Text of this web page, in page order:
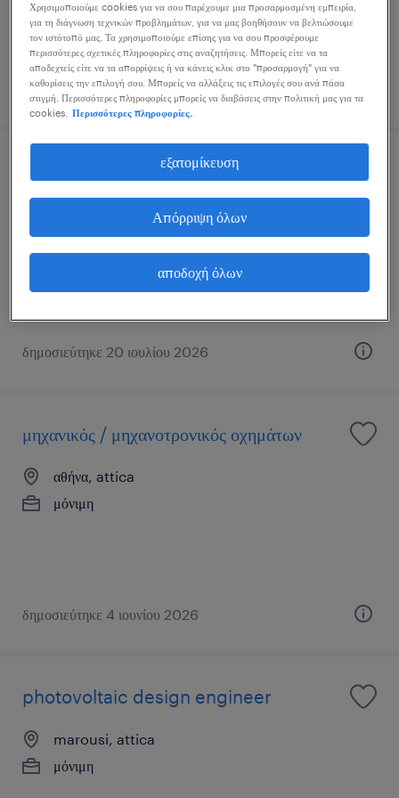
δημοσιεύτηκε 4 αυγούστου 2026
construction site manager
μόνιμη
δημοσιεύτηκε 20 ιουλίου 2026
μηχανικός / μηχανοτρονικός οχημάτων
αθήνα, attica
μόνιμη
δημοσιεύτηκε 4 ιουνίου 2026
photovoltaic design engineer
marousi, attica
μόνιμη
Χρησιμοποιούμε cookies για να σου παρέχουμε μια προσαρμοσμένη εμπειρία,
για τη διάγνωση τεχνικών προβλημάτων, για να μας βοηθήσουν να βελτιώσουμε
τον ιστότοπό μας. Τα χρησιμοποιούμε επίσης για να σου προσφέρουμε
περισσότερες σχετικές πληροφορίες στις αναζητήσεις. Μπορείς είτε να τα
αποδεχτείς είτε να τα απορρίψεις ή να κάνεις κλικ στο "προσαρμογή" για να
καθορίσεις την επιλογή σου. Μπορείς να αλλάξεις τις επιλογές σου ανά πάσα
στιγμή. Περισσότερες πληροφορίες μπορείς να διαβάσεις στην πολιτική μας για τα
cookies.
Περισσότερες πληροφορίες.
εξατομίκευση
Απόρριψη όλων
αποδοχή όλων